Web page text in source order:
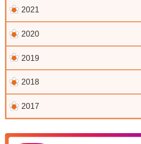
2021
2020
2019
2018
2017